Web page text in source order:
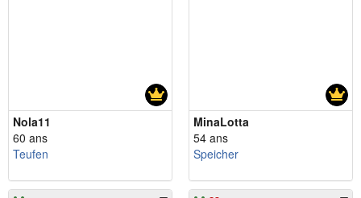
Nola11
60 ans
Teufen
MinaLotta
54 ans
Speicher